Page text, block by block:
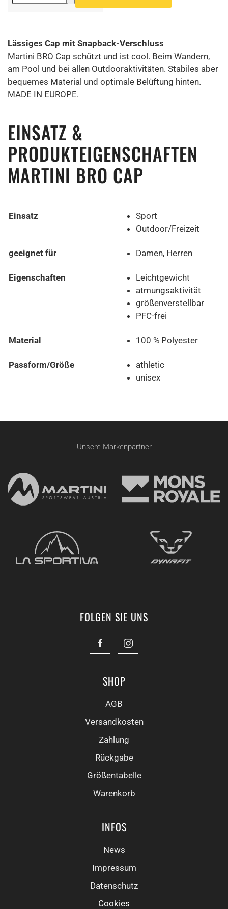
Lässiges Cap mit Snapback-Verschluss
Martini BRO Cap schützt und ist cool. Beim Wandern,
am Pool und bei allen Outdooraktivitäten. Stabiles aber
bequemes Material und optimale Belüftung hinten.
MADE IN EUROPE.
EINSATZ &
PRODUKTEIGENSCHAFTEN
MARTINI BRO CAP
Einsatz
Sport
Outdoor/Freizeit
geeignet für Damen, Herren
Eigenschaften
Leichtgewicht
atmungsaktivität
größenverstellbar
PFC-frei
Material 100 % Polyester
Passform/Größe
athletic
unisex
Unsere Markenpartner
FOLGEN SIE UNS
SHOP
AGB
Versandkosten
Zahlung
Rückgabe
Größentabelle
Warenkorb
INFOS
News
Impressum
Datenschutz
Cookies